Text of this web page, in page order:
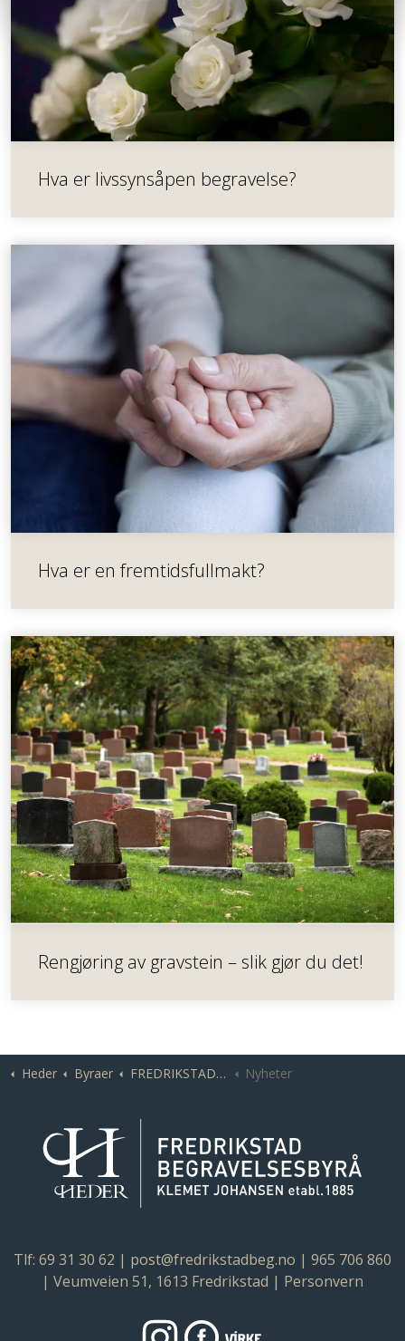
Hva er livssynsåpen begravelse?
Hva er en fremtidsfullmakt?
Rengjøring av gravstein – slik gjør du det!
Heder Byraer FREDRIKSTAD | Fredrikstad og Borge Begravelsesbyråer | Klemet Johansen Nyheter
Tlf: 69 31 30 62 | post@fredrikstadbeg.no | 965 706 860
| Veumveien 51, 1613 Fredrikstad | Personvern